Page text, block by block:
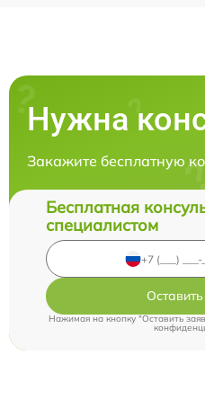
Нужна
Закажите бесплатную
Бесплатная
специалистом
Нажимая на кнопку "Оставить